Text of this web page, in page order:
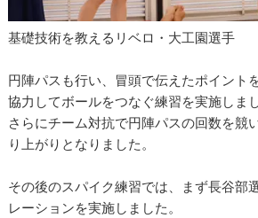
基礎技術を教えるリベロ・大工園選手
円陣パスも行い、冒頭で伝えたポイント
協力してボールをつなぐ練習を実施しまし
さらにチーム対抗で円陣パスの回数を競
り上がりとなりました。
その後のスパイク練習では、まず長谷部
レーションを実施しました。